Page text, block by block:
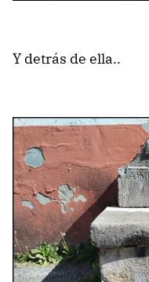
Y detrás de ella..